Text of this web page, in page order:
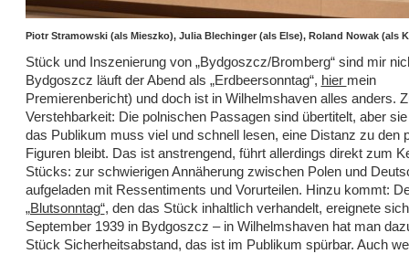
Piotr Stramowski (als Mieszko), Julia Blechinger (als Else), Roland Nowak (als
Stück und Inszenierung von „Bydgoszcz/Bromberg“ sind mir
Bydgoszcz läuft der Abend als „Erdbeersonntag“, hier mein
Premierenbericht) und doch ist in Wilhelmshaven alles anders.
Verstehbarkeit: Die polnischen Passagen sind übertitelt, aber
das Publikum muss viel und schnell lesen, eine Distanz zu den
Figuren bleibt. Das ist anstrengend, führt allerdings direkt zum
Stücks: zur schwierigen Annäherung zwischen Polen und
aufgeladen mit Ressentiments und Vorurteilen. Hinzu kommt:
„Blutsonntag“, den das Stück inhaltlich verhandelt, ereignete
September 1939 in Bydgoszcz – in Wilhelmshaven hat man
Stück Sicherheitsabstand, das ist im Publikum spürbar. Auch